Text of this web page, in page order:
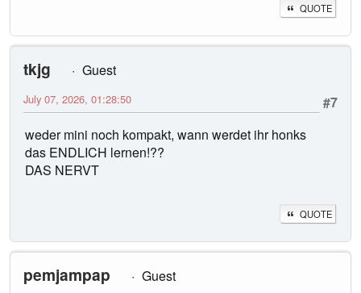
QUOTE
tkjg
Guest
#7
July 07, 2026, 01:28:50
weder mini noch kompakt, wann werdet ihr honks
das ENDLICH lernen!??
DAS NERVT
QUOTE
pemjampap
Guest